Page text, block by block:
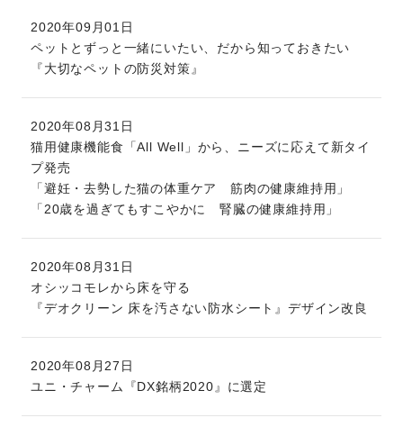
2020年09月01日
ペットとずっと一緒にいたい、だから知っておきたい
『大切なペットの防災対策』
2020年08月31日
猫用健康機能食「All Well」から、ニーズに応えて新タイ
プ発売
「避妊・去勢した猫の体重ケア 筋肉の健康維持用」
「20歳を過ぎてもすこやかに 腎臓の健康維持用」
2020年08月31日
オシッコモレから床を守る
『デオクリーン 床を汚さない防水シート』デザイン改良
2020年08月27日
ユニ・チャーム『DX銘柄2020』に選定